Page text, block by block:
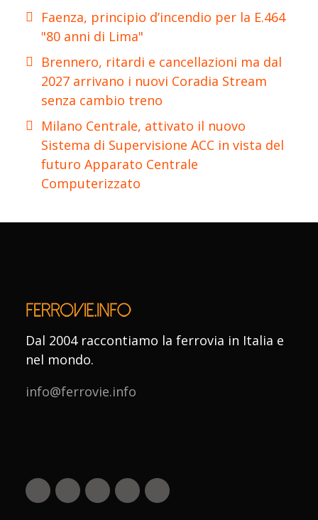
Faenza, principio d’incendio per la E.464
"80 anni di Lima"
Brennero, ritardi e cancellazioni ma dal
2027 arrivano i nuovi Coradia Stream
senza cambio treno
Milano Centrale, attivato il nuovo
Sistema di Supervisione ACC in vista del
futuro Apparato Centrale
Computerizzato
Dal 2004 raccontiamo la ferrovia in Italia e
nel mondo.
info@ferrovie.info